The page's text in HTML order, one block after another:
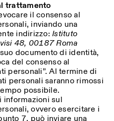
trattamento
il consenso al
inviando una
indirizzo: Istituto
48, 00187 Roma
documento di identità,
del consenso al
personali”. Al termine di
personali saranno rimossi
possibile.
informazioni sul
ovvero esercitare i
7, può inviare una